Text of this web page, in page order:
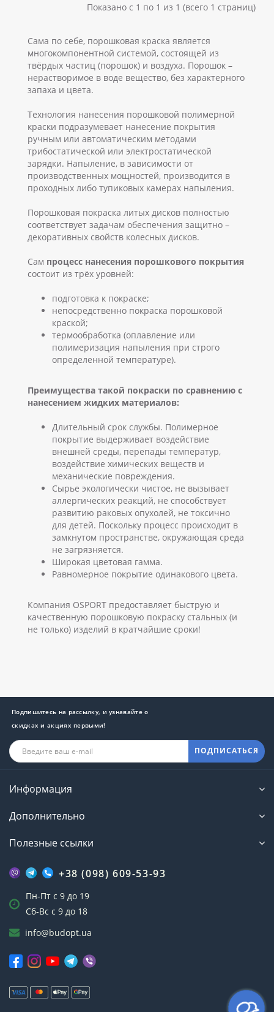
Показано с 1 по 1 из 1 (всего 1 страниц)
Сама по себе, порошковая краска является
многокомпонентной системой, состоящей из
твёрдых частиц (порошок) и воздуха. Порошок –
нерастворимое в воде вещество, без характерного
запаха и цвета.
Технология нанесения порошковой полимерной
краски подразумевает нанесение покрытия
ручным или автоматическим методами
трибостатической или электростатической
зарядки. Напыление, в зависимости от
производственных мощностей, производится в
проходных либо тупиковых камерах напыления.
Порошковая покраска литых дисков полностью
соответствует задачам обеспечения защитно –
декоративных свойств колесных дисков.
Сам процесс нанесения порошкового покрытия
состоит из трёх уровней:
подготовка к покраске;
непосредственно покраска порошковой
краской;
термообработка (оплавление или
полимеризация напыления при строго
определенной температуре).
Преимущества такой покраски по сравнению с
нанесением жидких материалов:
Длительный срок службы. Полимерное
покрытие выдерживает воздействие
внешней среды, перепады температур,
воздействие химических веществ и
механические повреждения.
Сырье экологически чистое, не вызывает
аллергических реакций, не способствует
развитию раковых опухолей, не токсично
для детей. Поскольку процесс происходит в
замкнутом пространстве, окружающая среда
не загрязняется.
Широкая цветовая гамма.
Равномерное покрытие одинакового цвета.
Компания OSPORT предоставляет быструю и
качественную порошковую покраску стальных (и
не только) изделий в кратчайшие сроки!
Подпишитесь на рассылку, и узнавайте о
скидках и акциях первыми!
ПОДПИСАТЬСЯ
Информация
Дополнительно
Полезные ссылки
+38 (098) 609-53-93
Пн-Пт с 9 до 19
Сб-Вс с 9 до 18
info@budopt.ua